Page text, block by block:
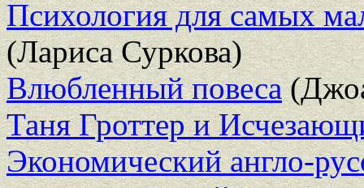
Психология для самых
(Лариса Суркова)
Влюбленный повеса
Таня Гроттер и
Экономический англо-